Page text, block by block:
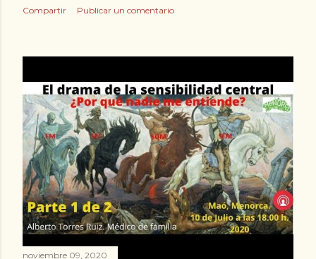
Compartir Publicar un comentario
noviembre 09, 2020